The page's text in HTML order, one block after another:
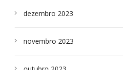
dezembro 2023
novembro 2023